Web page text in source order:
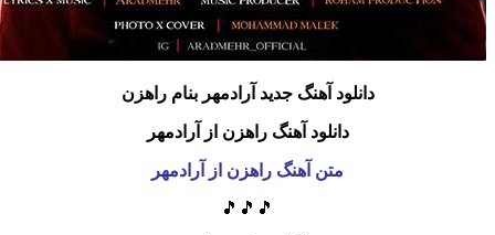
دانلود آهنگ جدید آرادمهر بنام راهزن
دانلود آهنگ راهزن از آرادمهر
متن آهنگ راهزن از آرادمهر